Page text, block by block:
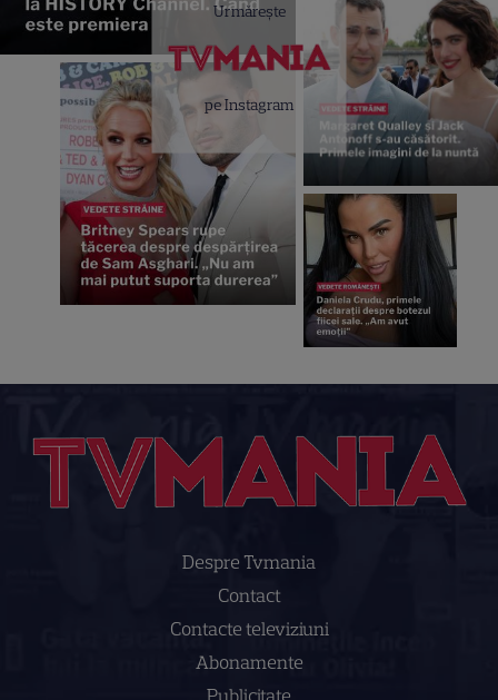
Urmărește
pe Instagram
Despre Tvmania
Contact
Contacte televiziuni
Abonamente
Publicitate